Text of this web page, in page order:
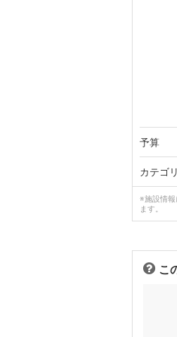
予算
カテゴリ
※施設情報
ます。
こ